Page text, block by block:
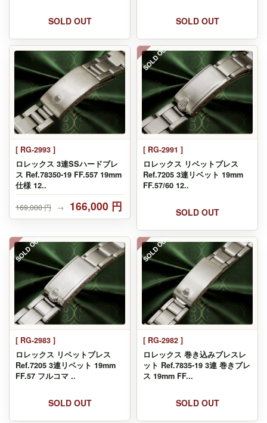
SOLD OUT SOLD OUT
[ RG-2993 ]
ロレックス 3連SSハードブレ
ス Ref.78350-19 FF.557 19mm
仕様 12..
169,000 円 → 166,000 円
SOLD OUT
[ RG-2991 ]
ロレックス リベットブレス
Ref.7205 3連リベット 19mm
FF.57/60 12..
SOLD OUT
SOLD OUT
[ RG-2983 ]
ロレックス リベットブレス
Ref.7205 3連リベット 19mm
FF.57 フルコマ ..
SOLD OUT
SOLD OUT
[ RG-2982 ]
ロレックス 巻き込みブレスレ
ット Ref.7835-19 3連 巻きブレ
ス 19mm FF...
SOLD OUT